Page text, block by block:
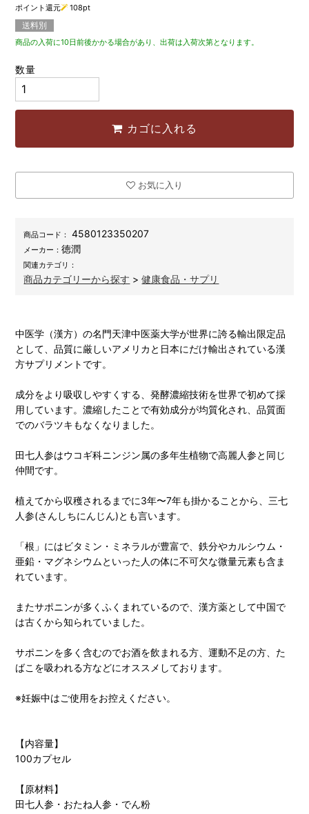
ポイント還元
108pt
送料別
商品の入荷に10日前後かかる場合があり、出荷は入荷次第となります。
数量
カゴに入れる
お気に入り
商品コード： 4580123350207
メーカー：徳潤
関連カテゴリ：
商品カテゴリーから探す >健康食品・サプリ
中医学（漢方）の名門天津中医薬大学が世界に誇る輸出限定品
として、品質に厳しいアメリカと日本にだけ輸出されている漢
方サプリメントです。
成分をより吸収しやすくする、発酵濃縮技術を世界で初めて採
用しています。濃縮したことで有効成分が均質化され、品質面
でのバラツキもなくなりました。
田七人参はウコギ科ニンジン属の多年生植物で高麗人参と同じ
仲間です。
植えてから収穫されるまでに3年〜7年も掛かることから、三七
人参(さんしちにんじん)とも言います。
「根」にはビタミン・ミネラルが豊富で、鉄分やカルシウム・
亜鉛・マグネシウムといった人の体に不可欠な微量元素も含ま
れています。
またサポニンが多くふくまれているので、漢方薬として中国で
は古くから知られていました。
サポニンを多く含むのでお酒を飲まれる方、運動不足の方、た
ばこを吸われる方などにオススメしております。
※妊娠中はご使用をお控えください。
【内容量】
100カプセル
【原材料】
田七人参・おたね人参・でん粉